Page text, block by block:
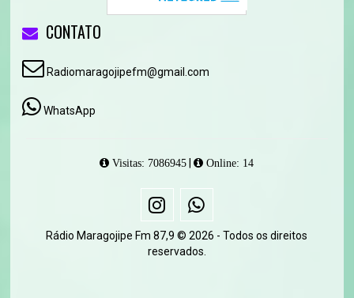
CONTATO
Radiomaragojipefm@gmail.com
WhatsApp
Visitas: 7086945 | Online: 14
Rádio Maragojipe Fm 87,9 © 2026 - Todos os direitos
reservados.